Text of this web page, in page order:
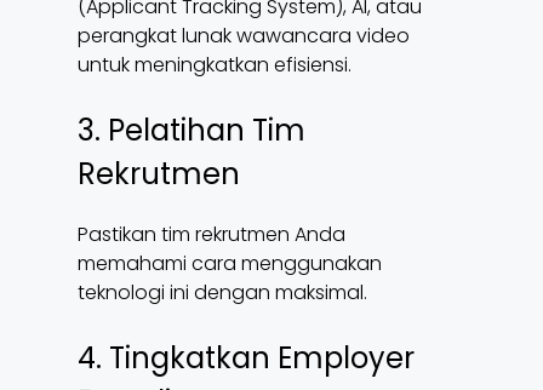
(Applicant Tracking System), AI, atau
perangkat lunak wawancara video
untuk meningkatkan efisiensi.
3. Pelatihan Tim
Rekrutmen
Pastikan tim rekrutmen Anda
memahami cara menggunakan
teknologi ini dengan maksimal.
4. Tingkatkan Employer